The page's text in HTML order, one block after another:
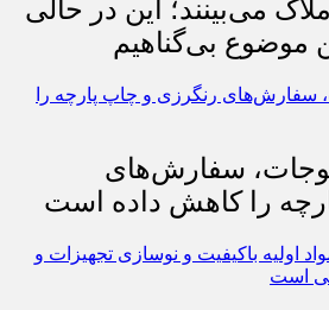
می‌بینند؛ این در حالی
موضوع بی‌گناهیم
سفارش‌های
را کاهش داده است